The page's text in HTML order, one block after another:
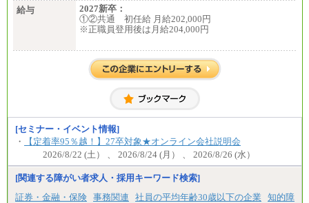
給与
2027新卒：
①②共通 初任給 月給202,000円
※正職員登用後は月給204,000円
[セミナー・イベント情報]
・
【定着率95％越！】27卒対象★オンライン会社説明会
2026/8/22 (土） 、 2026/8/24 (月） 、 2026/8/26 (水）
[関連する障がい者求人・採用キーワード検索]
証券・金融・保険 事務関連 社員の平均年齢30歳以下の企業
知的障